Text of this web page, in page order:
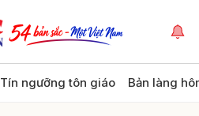
Tín ngưỡng tôn giáo Bản làng